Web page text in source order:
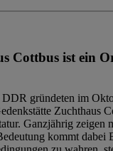
Cottbus ist ein
gründeten im
Zuchthaus
Ganzjährig zeigen
kommt